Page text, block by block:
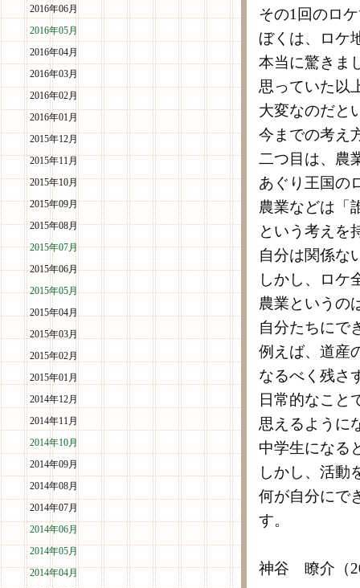
2016年06月
2016年05月
2016年04月
2016年03月
2016年02月
2016年01月
2015年12月
2015年11月
2015年10月
2015年09月
2015年08月
2015年07月
2015年06月
2015年05月
2015年04月
2015年03月
2015年02月
2015年01月
2014年12月
2014年11月
2014年10月
2014年09月
2014年08月
2014年07月
2014年06月
2014年05月
2014年04月
その1回のロ
ぼくは、ロケ
本当に驚きま
思っていた以
大変なのだと
今までの考え
二つ目は、農
あぐり王国の
農業などは「
という考えを
自分は関係な
しかし、ロケ
農業というの
自分たちにで
例えば、道産
なるべく残さ
日常的なこと
思えるように
中学生になる
しかし、活動
何が自分にで
す。
神谷 瞭介（